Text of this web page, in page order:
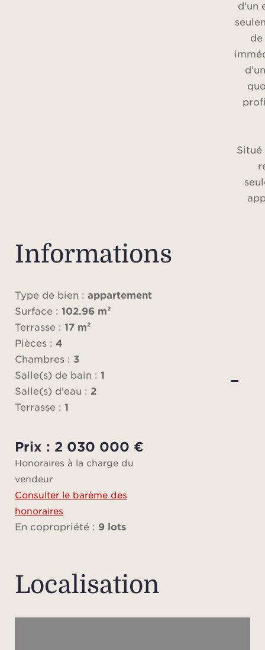
Situé
Informations
Type de bien : appartement
Surface : 102.96 m²
Terrasse : 17 m²
Pièces : 4
Chambres : 3
Salle(s) de bain : 1
Salle(s) d'eau : 2
Terrasse : 1
Prix : 2 030 000 €
Honoraires à la charge du
vendeur
Consulter le barème des
honoraires
En copropriété : 9 lots
Localisation